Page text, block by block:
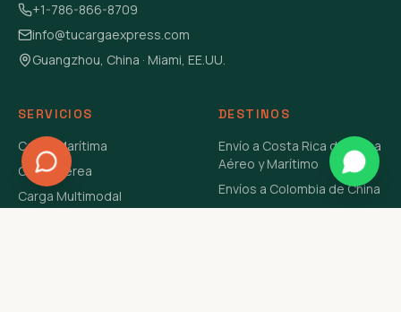
+1-786-866-8709
info@tucargaexpress.com
Guangzhou, China · Miami, EE.UU.
SERVICIOS
Carga Marítima
Carga Aérea
Carga Multimodal
DESTINOS
Envío a Costa Rica de China
Aéreo y Marítimo
Envíos a Colombia de China